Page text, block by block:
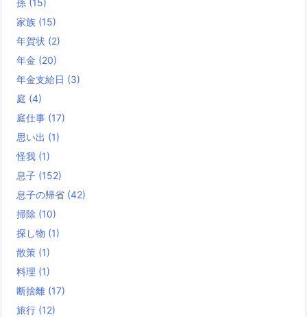
孫 (15)
家族 (15)
年賀状 (2)
年金 (20)
年金支給日 (3)
庭 (4)
庭仕事 (17)
思い出 (1)
怪我 (1)
息子 (152)
息子の帰省 (42)
掃除 (10)
探し物 (1)
散策 (1)
料理 (1)
断捨離 (17)
旅行 (12)